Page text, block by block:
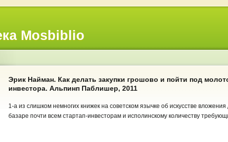
Mosbiblio
Эрик Найман. Как делать закупки грошово и пойти под
инвестора. Альпинп Паблишер, 2011
1-а из слишком немногих книжек на советском язычке об искусстве
базаре почти всем стартап-инвесторам и исполинскому количеству